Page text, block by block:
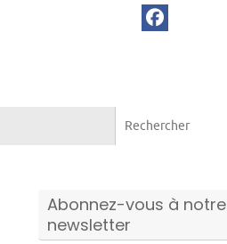
Abonnez-vous à notre
newsletter